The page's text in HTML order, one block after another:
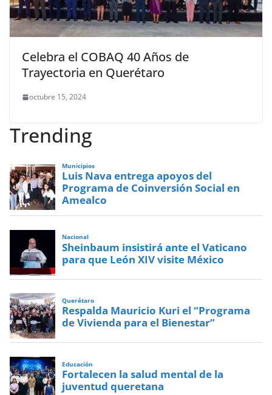
Celebra el COBAQ 40 Años de
Trayectoria en Querétaro
octubre 15, 2024
Trending
Municipios
Luis Nava entrega apoyos del
Programa de Coinversión Social en
Amealco
Nacional
Sheinbaum insistirá ante el Vaticano
para que León XIV visite México
Querétaro
Respalda Mauricio Kuri el “Programa
de Vivienda para el Bienestar”
Educación
Fortalecen la salud mental de la
juventud queretana